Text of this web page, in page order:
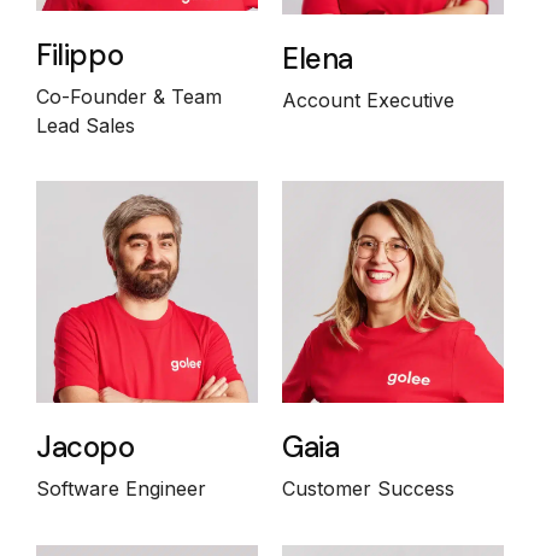
Filippo
Co-Founder & Team
Lead Sales
Elena
Account Executive
Jacopo
Software Engineer
Gaia
Customer Success